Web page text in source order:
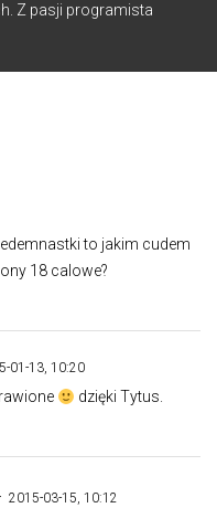
Z pasji programista
to jakim cudem
18 calowe?
01-13, 10:20
dzięki Tytus.
2015-03-15, 10:12